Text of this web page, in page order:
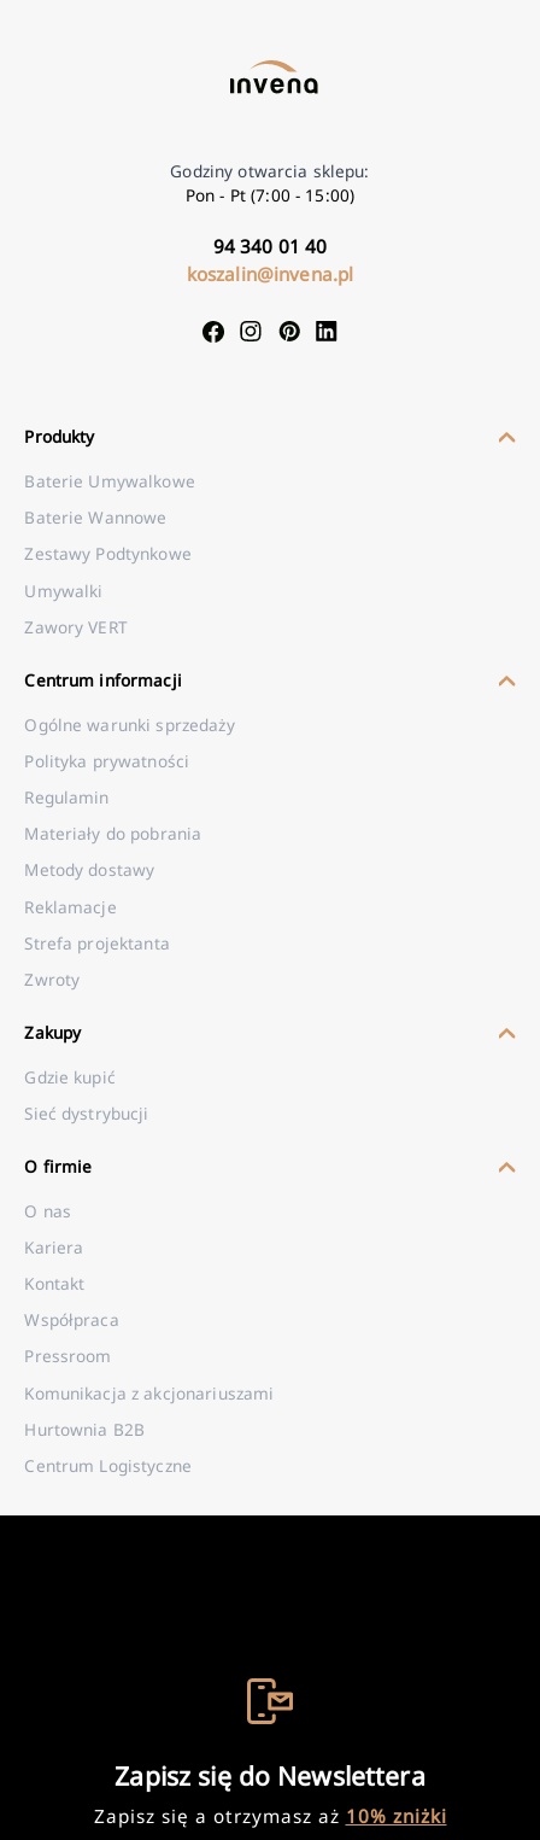
Godziny otwarcia sklepu:
Pon - Pt (7:00 - 15:00)
94 340 01 40
koszalin@invena.pl
Produkty
Baterie Umywalkowe
Baterie Wannowe
Zestawy Podtynkowe
Umywalki
Zawory VERT
Centrum informacji
Ogólne warunki sprzedaży
Polityka prywatności
Regulamin
Materiały do pobrania
Metody dostawy
Reklamacje
Strefa projektanta
Zwroty
Zakupy
Gdzie kupić
Sieć dystrybucji
O firmie
O nas
Kariera
Kontakt
Współpraca
Pressroom
Komunikacja z akcjonariuszami
Hurtownia B2B
Centrum Logistyczne
Zapisz się do Newslettera
Zapisz się a otrzymasz aż 10% zniżki